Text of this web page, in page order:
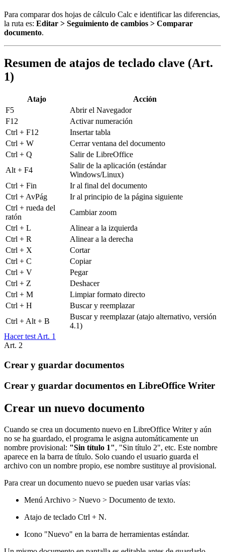
Para comparar dos hojas de cálculo Calc e identificar las diferencias,
la ruta es: Editar > Seguimiento de cambios > Comparar
documento.
Resumen de atajos de teclado clave (Art.
1)
Atajo
Acción
F5
Abrir el Navegador
F12
Activar numeración
Ctrl + F12
Insertar tabla
Ctrl + W
Cerrar ventana del documento
Ctrl + Q
Salir de LibreOffice
Alt + F4
Salir de la aplicación (estándar
Windows/Linux)
Ctrl + Fin
Ir al final del documento
Ctrl + AvPág
Ir al principio de la página siguiente
Ctrl + rueda del
ratón
Cambiar zoom
Ctrl + L
Alinear a la izquierda
Ctrl + R
Alinear a la derecha
Ctrl + X
Cortar
Ctrl + C
Copiar
Ctrl + V
Pegar
Ctrl + Z
Deshacer
Ctrl + M
Limpiar formato directo
Ctrl + H
Buscar y reemplazar
Ctrl + Alt + B
Buscar y reemplazar (atajo alternativo, versión
4.1)
Hacer test Art. 1
Art. 2
Crear y guardar documentos
Crear y guardar documentos en LibreOffice Writer
Crear un nuevo documento
Cuando se crea un documento nuevo en LibreOffice Writer y aún
no se ha guardado, el programa le asigna automáticamente un
nombre provisional: "Sin título 1", "Sin título 2", etc. Este nombre
aparece en la barra de título. Solo cuando el usuario guarda el
archivo con un nombre propio, ese nombre sustituye al provisional.
Para crear un documento nuevo se pueden usar varias vías:
Menú Archivo > Nuevo > Documento de texto.
Atajo de teclado Ctrl + N.
Icono "Nuevo" en la barra de herramientas estándar.